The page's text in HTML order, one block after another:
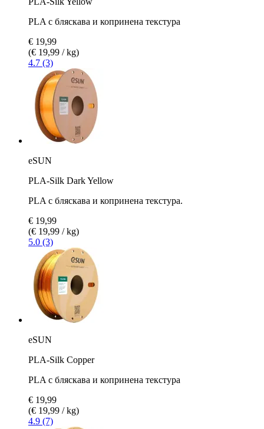
PLA с бляскава и копринена текстура
€ 19,99
(€ 19,99 / kg)
4.7 (3)
eSUN
PLA-Silk Dark Yellow
PLA с бляскава и копринена текстура.
€ 19,99
(€ 19,99 / kg)
5.0 (3)
eSUN
PLA-Silk Copper
PLA с бляскава и копринена текстура
€ 19,99
(€ 19,99 / kg)
4.9 (7)